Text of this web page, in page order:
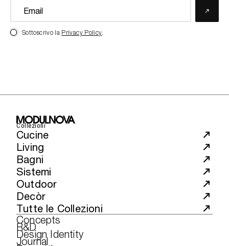
Sottoscrivo la Privacy Policy.
Collezioni
Cucine
Living
Bagni
Sistemi
Outdoor
Decòr
Tutte le Collezioni
Concepts
R&D
Design Identity
Journal